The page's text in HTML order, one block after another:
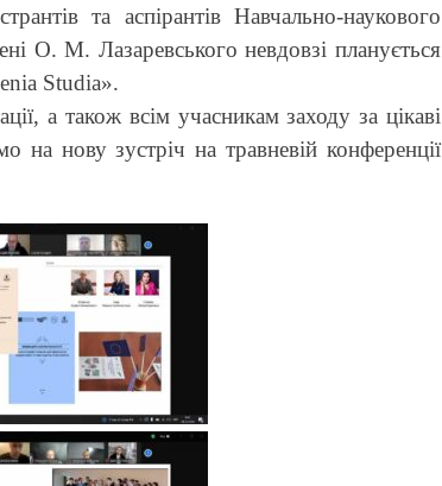
та аспірантів Навчально-наукового
О. М. Лазаревського невдовзі планується
Studia».
а також всім учасникам заходу за цікаві
на нову зустріч на травневій конференції